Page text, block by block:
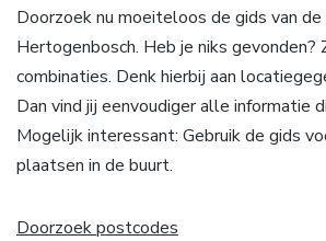
Doorzoek nu moeiteloos de gids van
Hertogenbosch. Heb je niks gevonden?
combinaties. Denk hierbij aan
Dan vind jij eenvoudiger alle informatie
Mogelijk interessant: Gebruik de gids
plaatsen in de buurt.
Doorzoek postcodes